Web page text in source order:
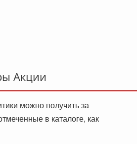
Акции
можно получить за
в каталоге, как